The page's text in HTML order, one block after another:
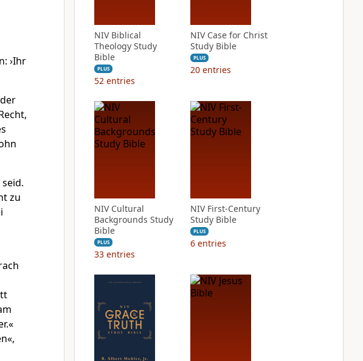
›Ihr
zu
NIV Biblical
Theology Study
Bible
PLUS
52 entries
NIV Case for Christ
Study Bible
PLUS
20 entries
NIV Cultural
Backgrounds Study
Bible
PLUS
33 entries
NIV First-Century
Study Bible
PLUS
6 entries